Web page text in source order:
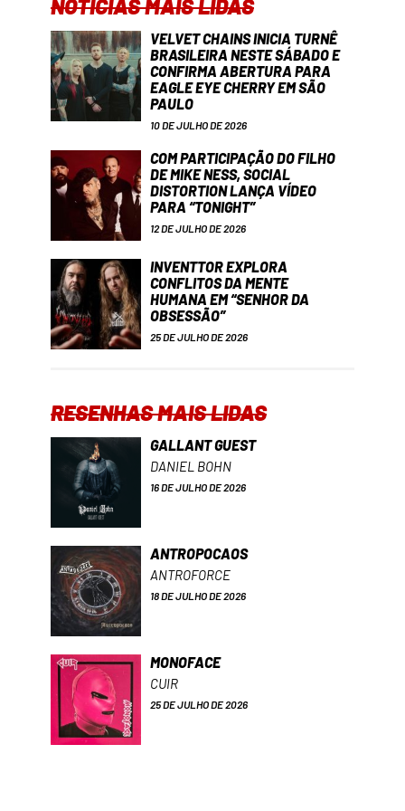
NOTÍCIAS MAIS LIDAS
VELVET CHAINS INICIA TURNÊ
BRASILEIRA NESTE SÁBADO E
CONFIRMA ABERTURA PARA
EAGLE EYE CHERRY EM SÃO
PAULO
10 DE JULHO DE 2026
COM PARTICIPAÇÃO DO FILHO
DE MIKE NESS, SOCIAL
DISTORTION LANÇA VÍDEO
PARA “TONIGHT”
12 DE JULHO DE 2026
INVENTTOR EXPLORA
CONFLITOS DA MENTE
HUMANA EM “SENHOR DA
OBSESSÃO”
25 DE JULHO DE 2026
RESENHAS MAIS LIDAS
GALLANT GUEST
DANIEL BOHN
16 DE JULHO DE 2026
ANTROPOCAOS
ANTROFORCE
18 DE JULHO DE 2026
MONOFACE
CUIR
25 DE JULHO DE 2026